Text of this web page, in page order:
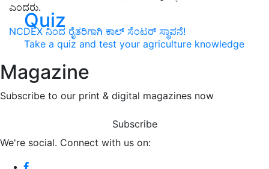
Quiz
Take a quiz and test your agriculture knowledge
Magazine
Subscribe to our print & digital magazines now
Subscribe
We're social. Connect with us on:
ಎಂದರು.
NCDEX ನಿಂದ ರೈತರಿಗಾಗಿ ಕಾಲ್ ಸೆಂಟರ್ ಸ್ಥಾಪನೆ!